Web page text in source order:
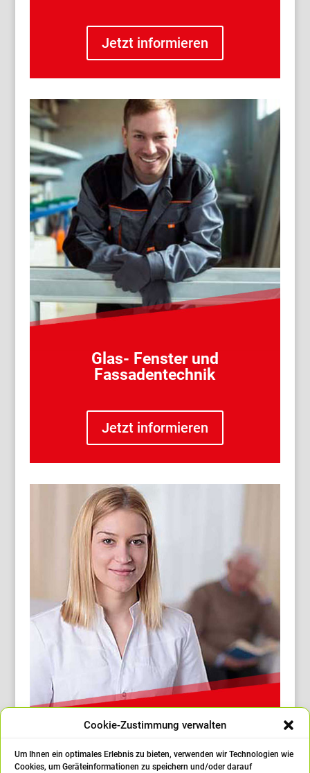
Cookie-Zustimmung verwalten
Um Ihnen ein optimales Erlebnis zu bieten, verwenden wir Technologien wie
Cookies, um Geräteinformationen zu speichern und/oder darauf
Jetzt informieren
Glas- Fenster und
Fassadentechnik
Jetzt informieren